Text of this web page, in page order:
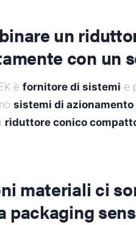
un
con un
è fornitore di sistemi e
sistemi di
riduttore conico
materiali ci
packaging